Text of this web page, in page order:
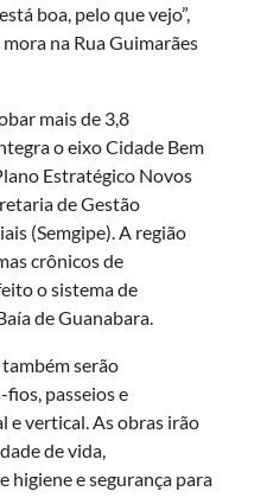
boa, pelo que vejo”,
na Rua Guimarães
mais de 3,8
o eixo Cidade Bem
Estratégico Novos
de Gestão
(Semgipe). A região
crônicos de
o sistema de
de Guanabara.
serão
passeios e
e vertical. As obras irão
de vida,
higiene e segurança para